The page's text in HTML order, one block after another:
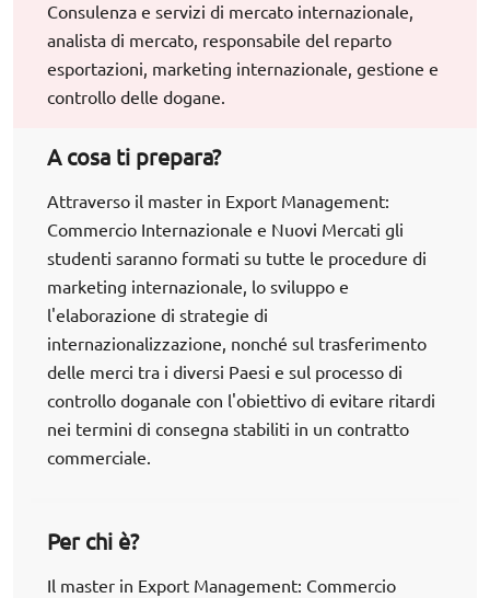
Consulenza e servizi di mercato internazionale,
analista di mercato, responsabile del reparto
esportazioni, marketing internazionale, gestione e
controllo delle dogane.
A cosa ti prepara?
Attraverso il master in Export Management:
Commercio Internazionale e Nuovi Mercati gli
studenti saranno formati su tutte le procedure di
marketing internazionale, lo sviluppo e
l'elaborazione di strategie di
internazionalizzazione, nonché sul trasferimento
delle merci tra i diversi Paesi e sul processo di
controllo doganale con l'obiettivo di evitare ritardi
nei termini di consegna stabiliti in un contratto
commerciale.
Per chi è?
Il master in Export Management: Commercio